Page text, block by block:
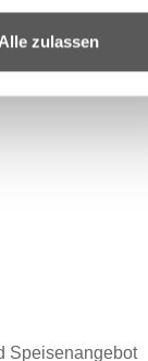
Alle zulassen
Speisenangebot